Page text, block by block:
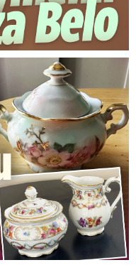
Statisícová hodnota